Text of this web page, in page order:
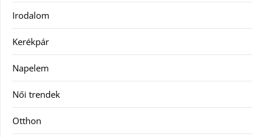
Irodalom
Kerékpár
Napelem
Női trendek
Otthon